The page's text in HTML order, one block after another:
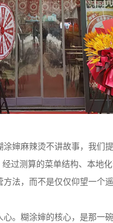
婶麻辣烫不讲故事，我们
过测算的菜单结构、本地
法，而不是仅仅仰望一个遥
。糊涂婶的核心，是那一